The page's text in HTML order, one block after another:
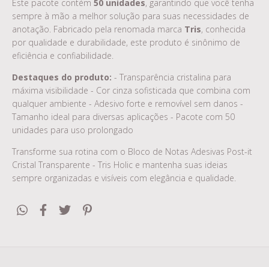
Este pacote contém 50 unidades, garantindo que você tenha
sempre à mão a melhor solução para suas necessidades de
anotação. Fabricado pela renomada marca Tris, conhecida
por qualidade e durabilidade, este produto é sinônimo de
eficiência e confiabilidade.
Destaques do produto: - Transparência cristalina para
máxima visibilidade - Cor cinza sofisticada que combina com
qualquer ambiente - Adesivo forte e removível sem danos -
Tamanho ideal para diversas aplicações - Pacote com 50
unidades para uso prolongado
Transforme sua rotina com o Bloco de Notas Adesivas Post-it
Cristal Transparente - Tris Holic e mantenha suas ideias
sempre organizadas e visíveis com elegância e qualidade.